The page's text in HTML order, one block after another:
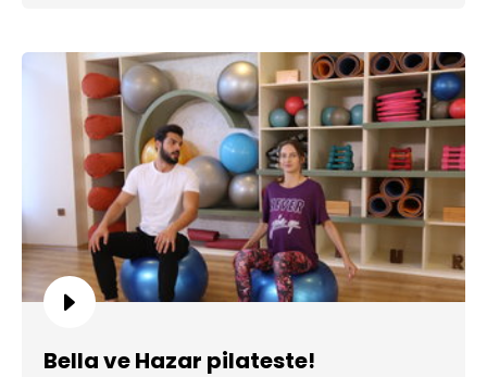
Bella ve Hazar pilateste!